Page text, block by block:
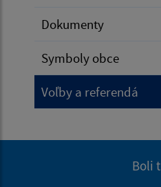
Dokumenty
Symboly obce
Voľby a referendá
Boli